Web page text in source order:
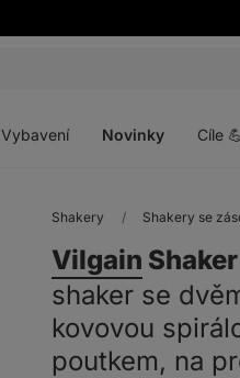
Vybavení Novinky Cíle 💪
Shakery Shakery se
Vilgain
shaker se
kovovou
poutkem, na